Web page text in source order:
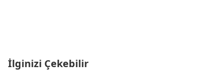
İlginizi Çekebilir